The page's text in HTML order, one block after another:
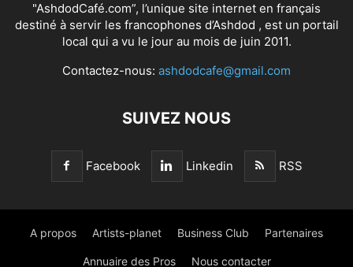
"AshdodCafé.com”, l’unique site internet en français
destiné à servir les francophones d’Ashdod , est un portail
local qui a vu le jour au mois de juin 2011.
Contactez-nous: ashdodcafe@gmail.com
SUIVEZ NOUS
Facebook Linkedin RSS
A propos Artists-planet Business Club Partenaires
Annuaire des Pros Nous contacter